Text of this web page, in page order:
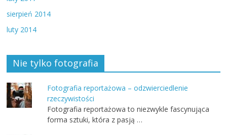
sierpień 2014
luty 2014
Nie tylko fotografia
Fotografia reportażowa – odzwierciedlenie
rzeczywistości
Fotografia reportażowa to niezwykle fascynująca
forma sztuki, która z pasją …